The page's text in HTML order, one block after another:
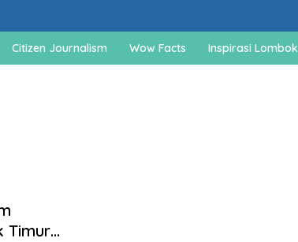
Citizen Journalism Wow Facts Inspirasi Lombok
Timur